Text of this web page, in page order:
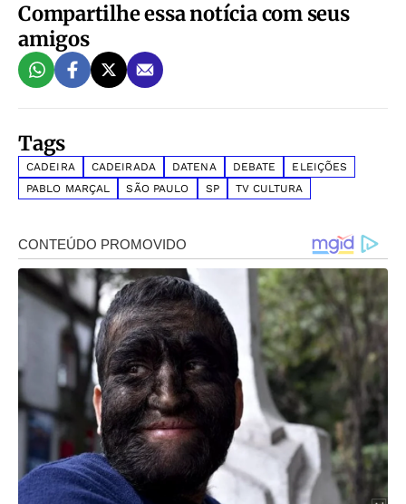
Compartilhe essa notícia com seus
amigos
Tags
CADEIRA CADEIRADA DATENA DEBATE
ELEIÇÕES
PABLO MARÇAL
SÃO PAULO SP TV CULTURA